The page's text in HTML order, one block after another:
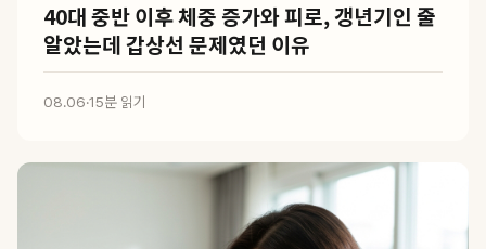
40대 중반 이후 체중 증가와 피로, 갱년기인 줄
알았는데 갑상선 문제였던 이유
08.06·15분 읽기